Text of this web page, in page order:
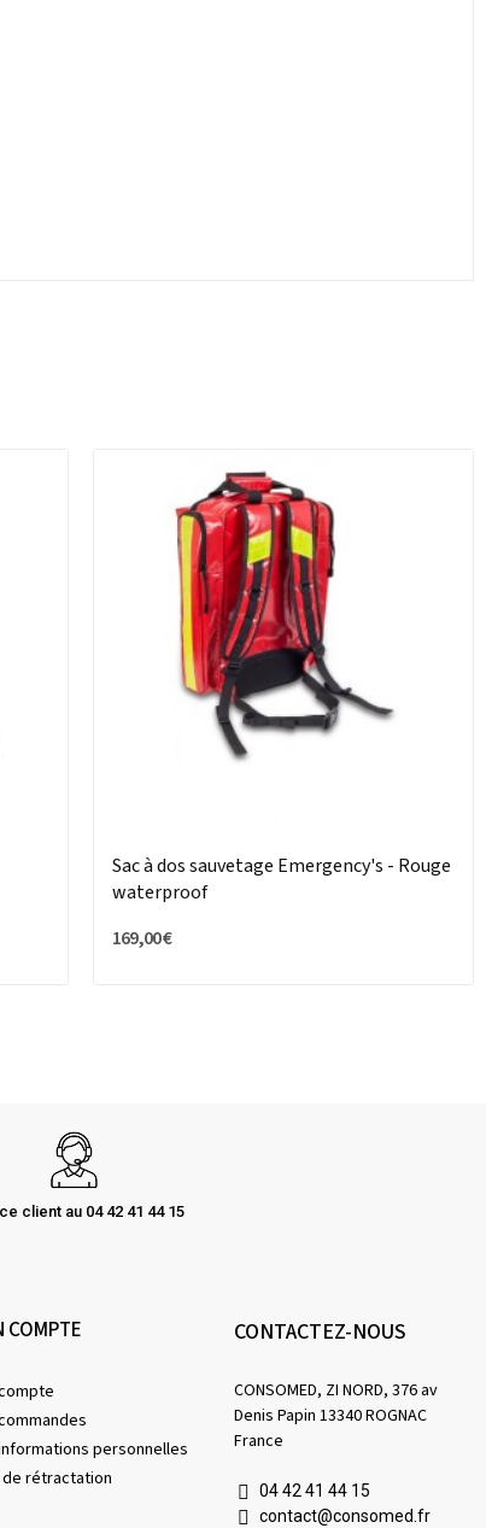
Sac à dos sauvetage Emergency's - Rouge
waterproof
169,00 €
client au 04 42 41 44 15
COMPTE
personnelles
rétractation
CONTACTEZ-NOUS
CONSOMED, ZI NORD, 376 av
Denis Papin 13340 ROGNAC
France
04 42 41 44 15
contact@consomed.fr